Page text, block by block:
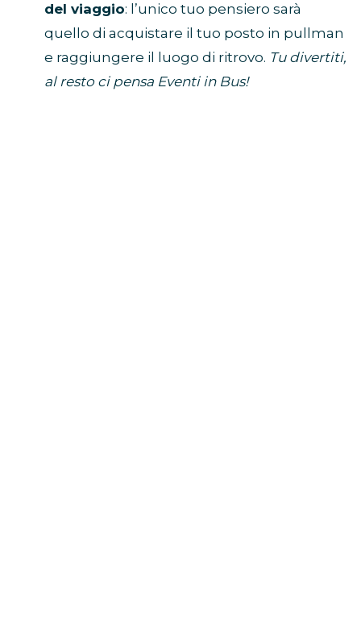
del viaggio: l’unico tuo pensiero sarà
quello di acquistare il tuo posto in pullman
e raggiungere il luogo di ritrovo. Tu divertiti,
al resto ci pensa Eventi in Bus!